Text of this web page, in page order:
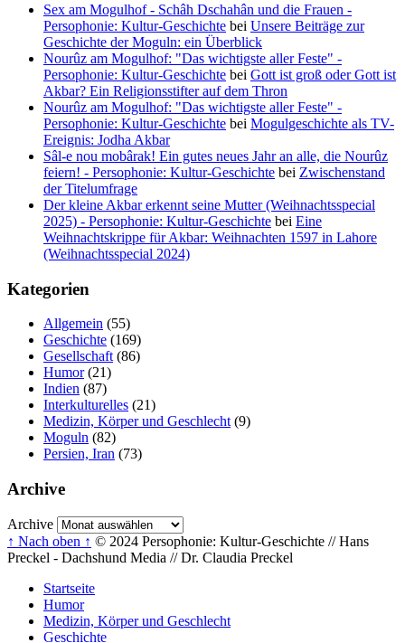
Sex am Mogulhof - Schâh Dschahân und die Frauen -
Persophonie: Kultur-Geschichte bei Unsere Beiträge zur
Geschichte der Moguln: ein Überblick
Nourûz am Mogulhof: "Das wichtigste aller Feste" -
Persophonie: Kultur-Geschichte bei Gott ist groß oder Gott ist
Akbar? Ein Religionsstifter auf dem Thron
Nourûz am Mogulhof: "Das wichtigste aller Feste" -
Persophonie: Kultur-Geschichte bei Mogulgeschichte als TV-
Ereignis: Jodha Akbar
Sâl-e nou mobârak! Ein gutes neues Jahr an alle, die Nourûz
feiern! - Persophonie: Kultur-Geschichte bei Zwischenstand
der Titelumfrage
Der kleine Akbar erkennt seine Mutter (Weihnachtsspecial
2025) - Persophonie: Kultur-Geschichte bei Eine
Weihnachtskrippe für Akbar: Weihnachten 1597 in Lahore
(Weihnachtsspecial 2024)
Kategorien
Allgemein (55)
Geschichte (169)
Gesellschaft (86)
Humor(21)
Indien (87)
Interkulturelles (21)
Medizin, Körper und Geschlecht (9)
Moguln (82)
Persien, Iran (73)
Archive
Archive
↑ Nach oben ↑ © 2024 Persophonie: Kultur-Geschichte // Hans
Preckel - Dachshund Media // Dr. Claudia Preckel
Startseite
Humor
Medizin, Körper und Geschlecht
Geschichte